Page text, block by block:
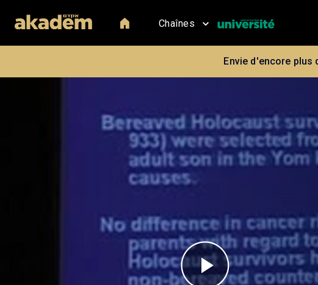
Chaînes
Envie d'encore plus